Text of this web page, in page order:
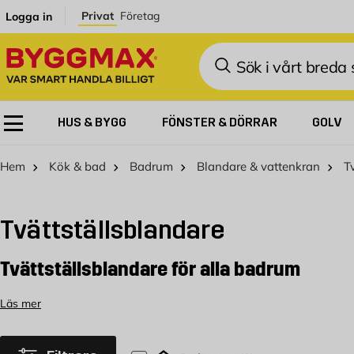
Logga in Privat Företag
Sök
HUS & BYGG FÖNSTER & DÖRRAR GOLV
Hem Kök & bad Badrum Blandare & vattenkran
Tvättställsblandare
Tvättställsblandare för alla badrum
du söker en modern ettgreppsblandare eller en beröringsfri
Läs mer